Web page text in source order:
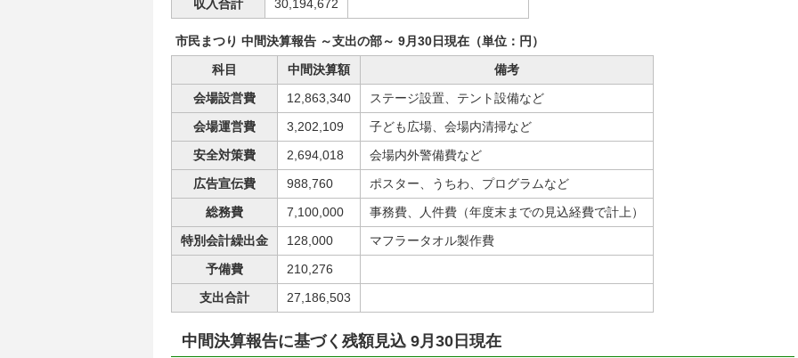
収入合計
30,194,672
市民まつり 中間決算報告 ～支出の部～ 9月30日現在（単位：円）
科目
中間決算額
備考
会場設営費
12,863,340
ステージ設置、テント設備など
会場運営費
3,202,109
子ども広場、会場内清掃など
安全対策費
2,694,018
会場内外警備費など
広告宣伝費
988,760
ポスター、うちわ、プログラムなど
総務費
7,100,000
事務費、人件費（年度末までの見込経費で計上）
特別会計繰出金
128,000
マフラータオル製作費
予備費
210,276
支出合計
27,186,503
中間決算報告に基づく残額見込 9月30日現在